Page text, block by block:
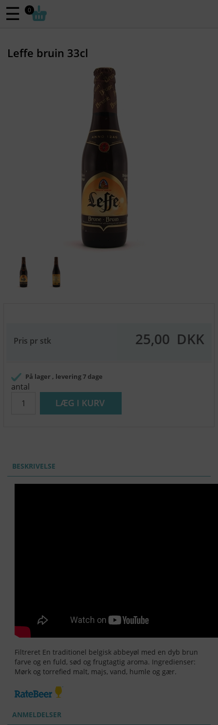
☰ 0
Leffe bruin 33cl
Pris pr stk 25,00 DKK
På lager , levering 7 dage
antal
BESKRIVELSE
Filtreret En traditionel belgisk abbeyøl med en dyb brun
farve og en fuld, sød og frugtagtig aroma. Ingredienser:
Mørk og torrefied malt, majs, vand, humle og gær.
ANMELDELSER